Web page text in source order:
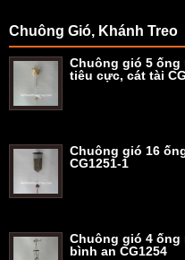
Chuông Gió, Khánh Treo
Chuông gió 5 ống
tiêu cực, cát tài
Chuông gió 16
CG1251-1
Chuông gió 4 ống
bình an CG1254